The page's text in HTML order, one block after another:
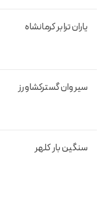
یاران ترابر کرمانشاه
سیروان گسترکشاورز
سنگین بار کلهر